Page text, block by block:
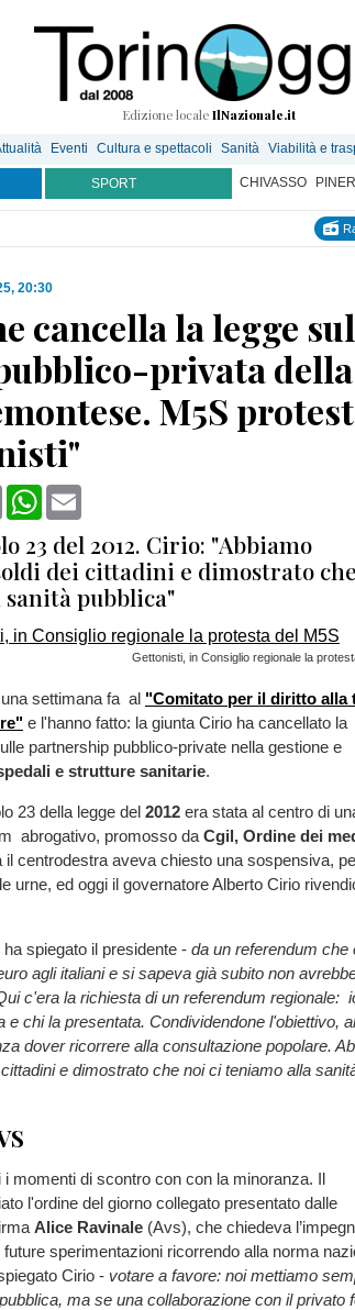
Edizione locale IlNazionale.it
Eventi Cultura e spettacoli Sanità Viabilità e
SPORT CHIVASSO
20:30
cancella la legge
privata della
M5S
Print WhatsApp
23 del 2012. Cirio: "Abbiamo
dei cittadini e dimostrato
pubblica"
Gettonisti, in Consiglio regionale la
settimana fa al "Comitato per il diritto alla
e l'hanno fatto: la giunta Cirio ha cancellato la
partnership pubblico-private nella gestione e
e strutture sanitarie.
23 della legge del 2012 era stata al centro di
abrogativo, promosso da Cgil, Ordine dei
il centrodestra aveva chiesto una sospensiva,
urne, ed oggi il governatore Alberto Cirio
ha spiegato il presidente - da un referendum che
agli italiani e si sapeva già subito non
c'era la richiesta di un referendum regionale:
e chi la presentata. Condividendone l'obiettivo,
dover ricorrere alla consultazione popolare.
e dimostrato che noi ci teniamo alla
momenti di scontro con con la minoranza. Il
l'ordine del giorno collegato presentato dalle
Alice Ravinale (Avs), che chiedeva
sperimentazioni ricorrendo alla norma
Cirio - votare a favore: noi mettiamo
ma se una collaborazione con il privato